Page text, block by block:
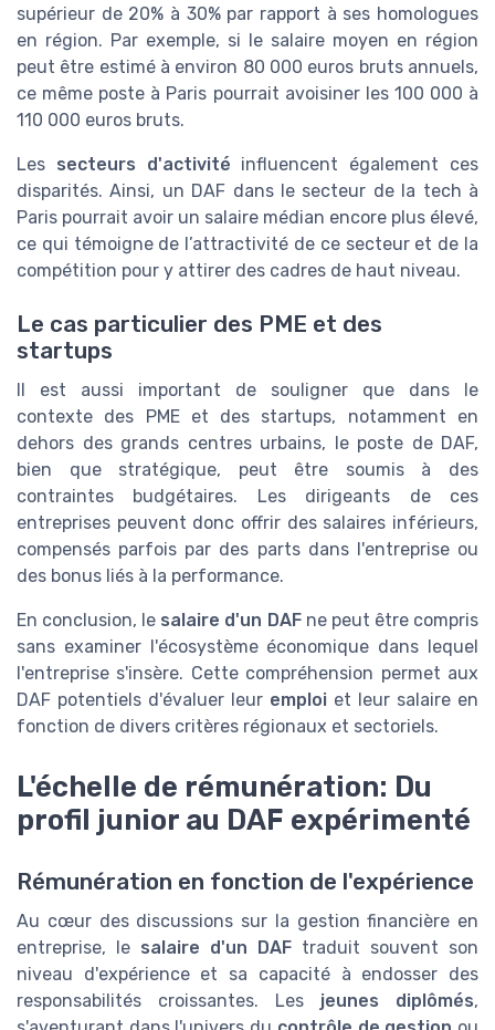
supérieur de 20% à 30% par rapport à ses homologues
en région. Par exemple, si le salaire moyen en région
peut être estimé à environ 80 000 euros bruts annuels,
ce même poste à Paris pourrait avoisiner les 100 000 à
110 000 euros bruts.
Les secteurs d'activité influencent également ces
disparités. Ainsi, un DAF dans le secteur de la tech à
Paris pourrait avoir un salaire médian encore plus élevé,
ce qui témoigne de l’attractivité de ce secteur et de la
compétition pour y attirer des cadres de haut niveau.
Le cas particulier des PME et des
startups
Il est aussi important de souligner que dans le
contexte des PME et des startups, notamment en
dehors des grands centres urbains, le poste de DAF,
bien que stratégique, peut être soumis à des
contraintes budgétaires. Les dirigeants de ces
entreprises peuvent donc offrir des salaires inférieurs,
compensés parfois par des parts dans l'entreprise ou
des bonus liés à la performance.
En conclusion, le salaire d'un DAFne peut être compris
sans examiner l'écosystème économique dans lequel
l'entreprise s'insère. Cette compréhension permet aux
DAF potentiels d'évaluer leur emploi et leur salaire en
fonction de divers critères régionaux et sectoriels.
L'échelle de rémunération: Du
profil junior au DAF expérimenté
Rémunération en fonction de l'expérience
Au cœur des discussions sur la gestion financière en
entreprise, le salaire d'un DAF traduit souvent son
niveau d'expérience et sa capacité à endosser des
responsabilités croissantes. Les jeunes diplômés,